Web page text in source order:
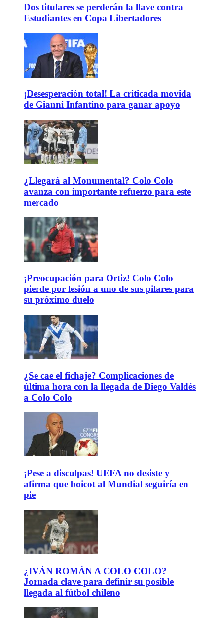
Dos titulares se perderán la llave contra
Estudiantes en Copa Libertadores
¡Desesperación total! La criticada movida
de Gianni Infantino para ganar apoyo
¿Llegará al Monumental? Colo Colo
avanza con importante refuerzo para este
mercado
¡Preocupación para Ortiz! Colo Colo
pierde por lesión a uno de sus pilares para
su próximo duelo
¿Se cae el fichaje? Complicaciones de
última hora con la llegada de Diego Valdés
a Colo Colo
¡Pese a disculpas! UEFA no desiste y
afirma que boicot al Mundial seguiría en
pie
¿IVÁN ROMÁN A COLO COLO?
Jornada clave para definir su posible
llegada al fútbol chileno